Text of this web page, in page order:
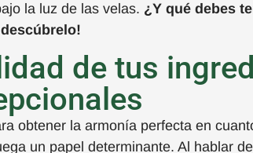
la luz de las velas. ¿Y qué debes
!
de tus
obtener la armonía perfecta en
un papel determinante. Al hablar de